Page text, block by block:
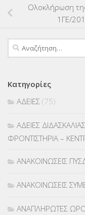
Ολοκλήρωση
1ΓΕ/
Αναζήτηση
για:
Κατηγορίες
ΑΔΕΙΕΣ (75)
ΑΔΕΙΕΣ
ΦΡΟΝΤΙΣΤΗΡΙΑ –
ΑΝΑΚΟΙΝΩΣΕΙΣ
ΑΝΑΚΟΙΝΩΣΕΙΣ
ΑΝΑΠΛΗΡΩΤΕΣ